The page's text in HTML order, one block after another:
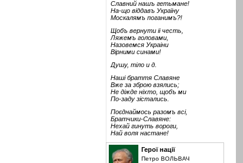
Славний нашъ гетьмане!
На-що віддавъ Україну
Москалямъ поганимъ?!
Щобъ вернути іі честь,
Ляжемъ головами,
Назовемся Украіни
Вірними синами!
Душу, тіло и д.
Наші браття Славяне
Вже за зброю взялись;
Не діжде ніхто, щобъ ми
По-заду зістались.
Поєднаймось разомъ всі,
Братчики-Славяне:
Нехай гинуть вороги,
Най воля настане!
Герої нації
Петро ВОЛЬВАЧ